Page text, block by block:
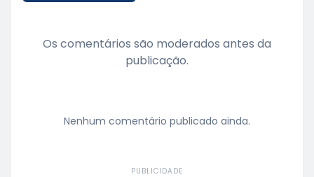
Os comentários são moderados antes da
publicação.
Nenhum comentário publicado ainda.
PUBLICIDADE